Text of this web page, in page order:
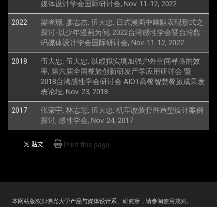
媒体设计学会国际研讨会, Nov. 11-12, 2022
2022
梁睿珊, 廖志杰, 伍大忠, 日式漫画中幽默表现形式之
探讨-以少年漫画为例, 2022台湾感性学会暨台湾数
码媒体设计学会国际研讨会, Nov. 11-12, 2022
2018
伍大忠, 伍大忠, 以虚拟实境加强户外空间寻路的效
率, 第六届全国餐旅创新研发产学应用研讨会 暨
2018台湾感性学会研讨会 AIOT高餐智慧餐旅成果发
表论坛, Nov. 23, 2018
2017
张荣宇, 林志冠, 伍大忠, 机车改装套件造型设计案例
探讨, 感性学会, Nov. 24, 2017
Print this page
本网站版权归佛光大学产品与媒体设计系、研究所，请参阅使用规则 。